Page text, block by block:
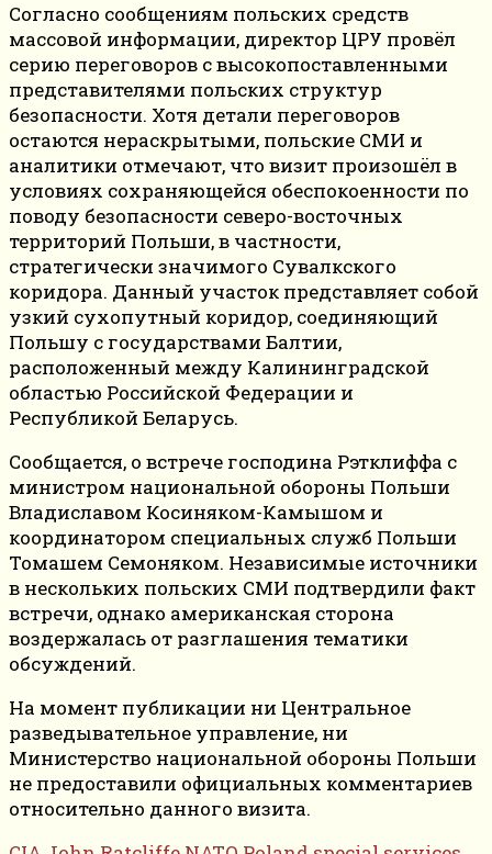
Согласно сообщениям польских средств
массовой информации, директор ЦРУ провёл
серию переговоров с высокопоставленными
представителями польских структур
безопасности. Хотя детали переговоров
остаются нераскрытыми, польские СМИ и
аналитики отмечают, что визит произошёл в
условиях сохраняющейся обеспокоенности по
поводу безопасности северо-восточных
территорий Польши, в частности,
стратегически значимого Сувалкского
коридора. Данный участок представляет собой
узкий сухопутный коридор, соединяющий
Польшу с государствами Балтии,
расположенный между Калининградской
областью Российской Федерации и
Республикой Беларусь.
Сообщается, о встрече господина Рэтклиффа с
министром национальной обороны Польши
Владиславом Косиняком-Камышом и
координатором специальных служб Польши
Томашем Семоняком. Независимые источники
в нескольких польских СМИ подтвердили факт
встречи, однако американская сторона
воздержалась от разглашения тематики
обсуждений.
На момент публикации ни Центральное
разведывательное управление, ни
Министерство национальной обороны Польши
не предоставили официальных комментариев
относительно данного визита.